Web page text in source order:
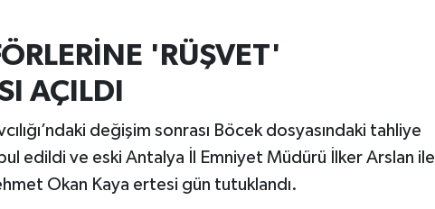
'RÜŞVET'
AÇILDI
değişim sonrası Böcek dosyasındaki tahliye
edildi ve eski Antalya İl Emniyet Müdürü İlker Arslan ile
Okan Kaya ertesi gün tutuklandı.